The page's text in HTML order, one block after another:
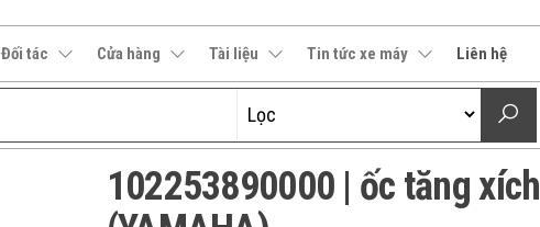
Đối tác Cửa hàng Tài liệu Tin tức xe máy Liên hệ
102253890000 | ốc tăng xích